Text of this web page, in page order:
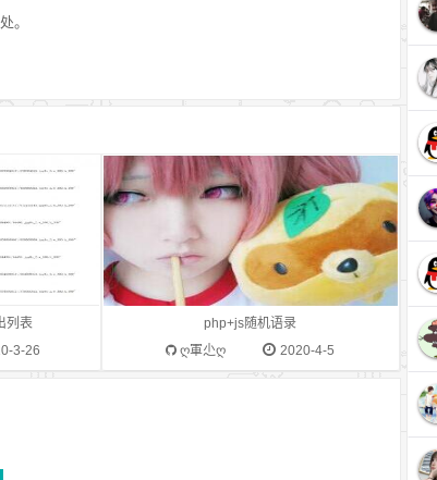
。
候需要写歌
的，缺点就
代码：$url =
访问
//标题
$arrs =
=
= $unit-
$unit-
可见隐藏
列表
3-26
#charset//字符编码（gbk/utf-8）
数据 #js输出：function binduyan()
{document.write('');}# 备注 #js调用举例:
<script
src="http://api.4dn.net/yan/index.php?
encode=js"></script>js输出举例:<div>
<script>binduyan()</script></div># 示例
#http://api.4dn.net/yan/index.php?
charset=utf-
8http://api.4dn.net/yan/index.php?
php+js随机语录
ღ軍尐ღ
2020-4-5